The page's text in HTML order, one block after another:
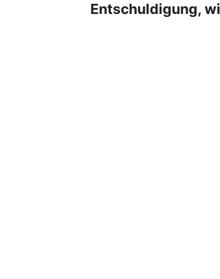
Entschuldigung,